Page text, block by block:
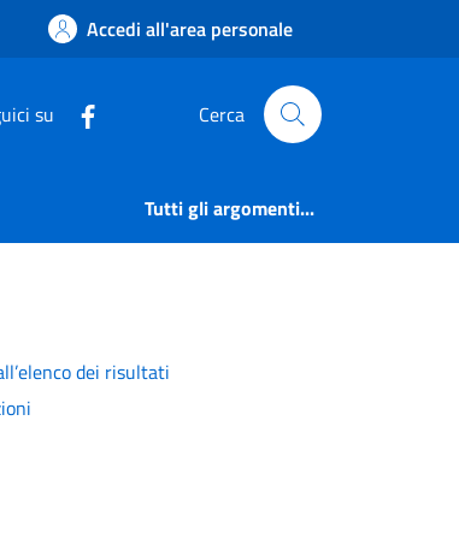
Accedi all'area personale
su Cerca
Tutti gli argomenti...
dei risultati